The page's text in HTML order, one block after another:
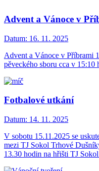
Advent a Vánoce v
Datum: 16. 11. 2025
Advent a Vánoce v Příbrami
pěveckého sboru cca v 15:10
Fotbalové utkání
Datum: 14. 11. 2025
V sobotu 15.11.2025 se
mezi TJ Sokol Trhové
13.30 hodin na hřišti TJ